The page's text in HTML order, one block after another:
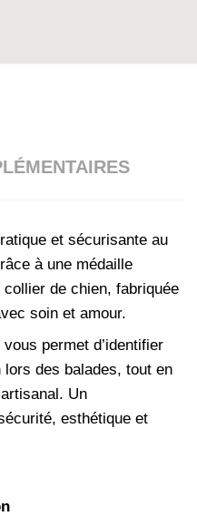
et sécurisante au
à une médaille
de chien, fabriquée
soin et amour.
permet d’identifier
lors des balades, tout en
Un
esthétique et